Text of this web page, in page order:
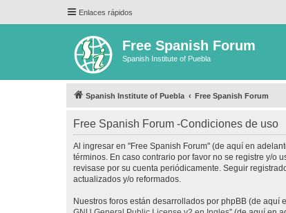
Enlaces rápidos
Free Spanish Forum
Spanish Institute of Puebla
Spanish Institute of Puebla Free Spanish Forum
Free Spanish Forum -Condiciones de uso
Al ingresar en "Free Spanish Forum" (de aquí en
términos. En caso contrario por favor no se registre y/o
revisase por su cuenta periódicamente. Seguir
actualizados y/o reformados.
Nuestros foros están desarrollados por phpBB (de aquí